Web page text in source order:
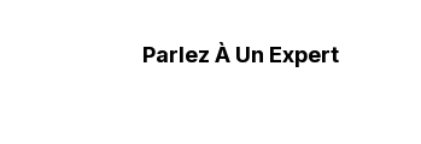
Parlez À Un Expert